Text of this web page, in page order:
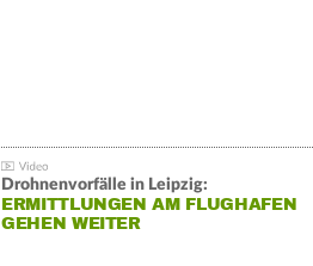
Drohnenvorfälle in Leipzig:
ERMITTLUNGEN AM FLUGHAFEN
GEHEN WEITER